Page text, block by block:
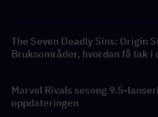
The Seven Deadly Sins: Origin
Bruksområder, hvordan få tak i
Marvel Rivals sesong 9.5-
oppdateringen